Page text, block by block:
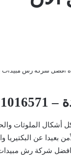
الآن
الملوثات
عن البكتيريا
افضل شركة رش